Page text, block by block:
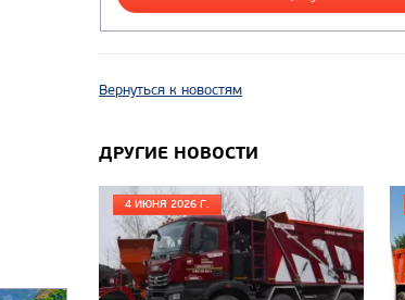
Вернуться к новостям
ДРУГИЕ НОВОСТИ
4 ИЮНЯ 2026 Г.